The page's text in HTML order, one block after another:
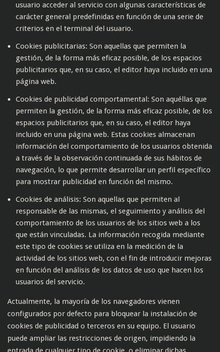
usuario acceder al servicio con algunas características de
carácter general predefinidas en función de una serie de
criterios en el terminal del usuario.
Cookies publicitarias: Son aquellas que permiten la
gestión, de la forma más eficaz posible, de los espacios
publicitarios que, en su caso, el editor haya incluido en una
página web.
Cookies de publicidad comportamental: Son aquéllas que
permiten la gestión, de la forma más eficaz posible, de los
espacios publicitarios que, en su caso, el editor haya
incluido en una página web. Estas cookies almacenan
información del comportamiento de los usuarios obtenida
a través de la observación continuada de sus hábitos de
navegación, lo que permite desarrollar un perfil específico
para mostrar publicidad en función del mismo.
Cookies de análisis: Son aquellas que permiten al
responsable de las mismas, el seguimiento y análisis del
comportamiento de los usuarios de los sitios web a los
que están vinculadas. La información recogida mediante
este tipo de cookies se utiliza en la medición de la
actividad de los sitios web, con el fin de introducir mejoras
en función del análisis de los datos de uso que hacen los
usuarios del servicio.
Actualmente, la mayoría de los navegadores vienen
configurados por defecto para bloquear la instalación de
cookies de publicidad o terceros en su equipo. El usuario
puede ampliar las restricciones de origen, impidiendo la